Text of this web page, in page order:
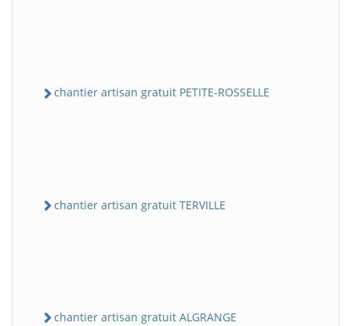
chantier artisan gratuit PETITE-ROSSELLE
chantier artisan gratuit TERVILLE
chantier artisan gratuit ALGRANGE